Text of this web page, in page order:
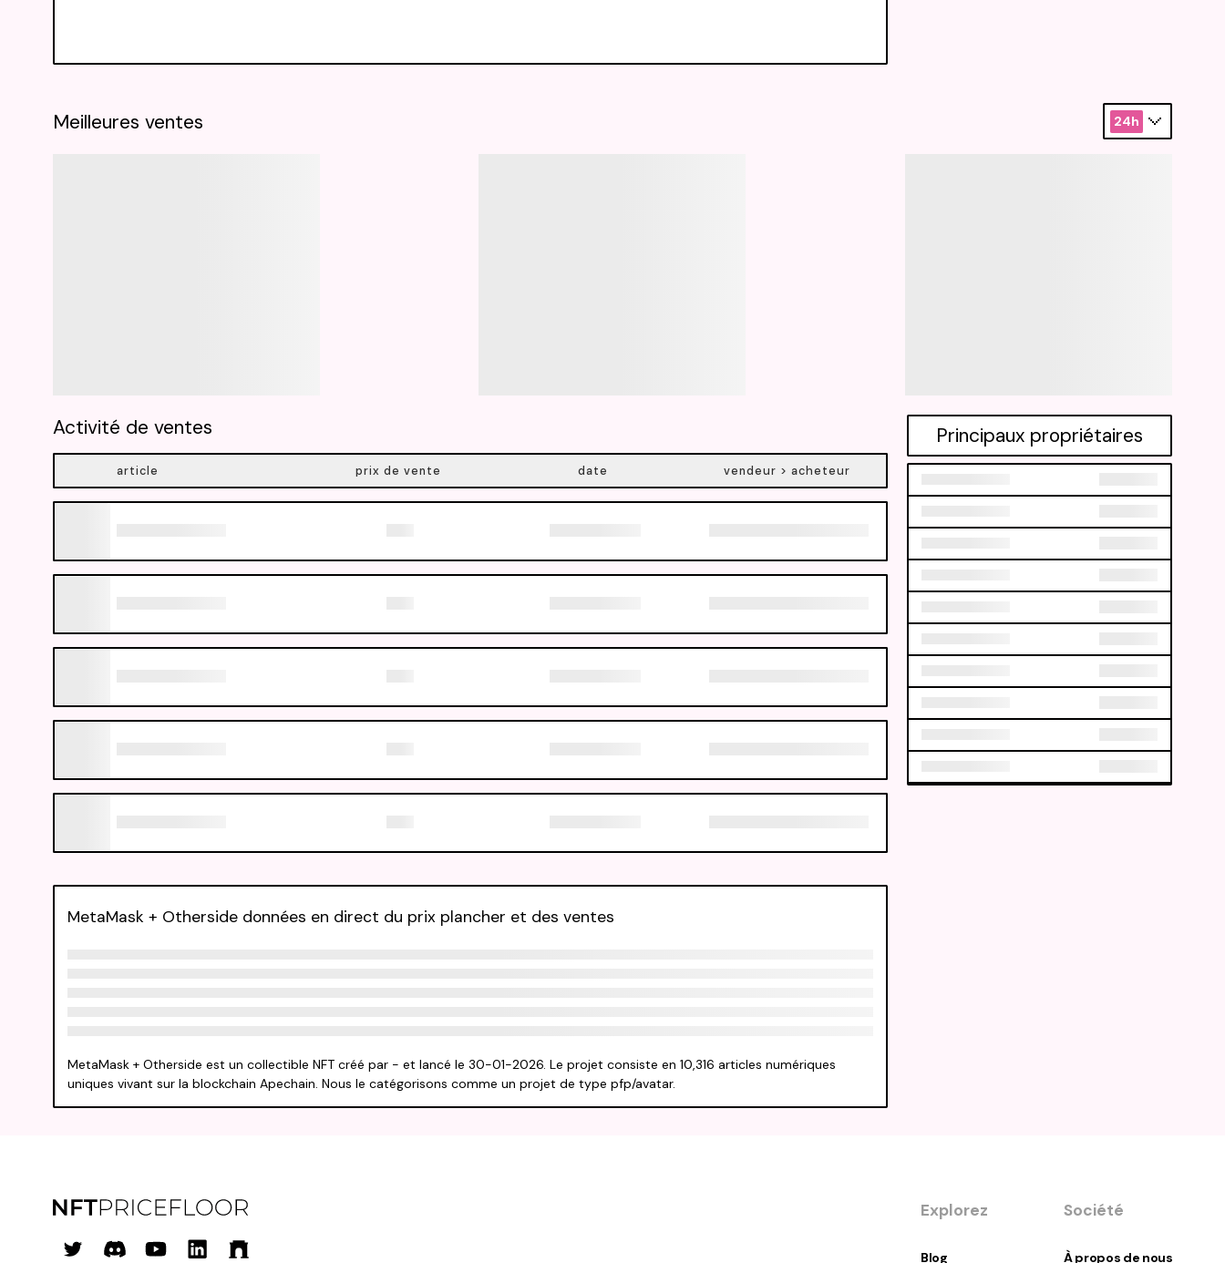
MetaMask + Otherside données en direct du prix plancher et des ventes
MetaMask + Otherside est un collectible NFT créé par - et lancé le 30-01-2026. Le projet consiste en 10,316 articles numériques
uniques vivant sur la blockchain Apechain. Nous le catégorisons comme un projet de type pfp/avatar.
Meilleures ventes 24h
Activité de ventes
article prix de vente date vendeur > acheteur
Principaux propriétaires
Explorez
Blog
Société
À propos de nous